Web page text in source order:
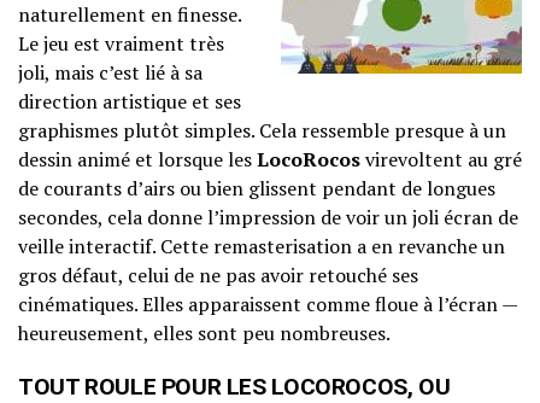
naturellement en finesse.
Le jeu est vraiment très
joli, mais c’est lié à sa
direction artistique et ses
graphismes plutôt simples. Cela ressemble presque à un
dessin animé et lorsque lesLocoRocosvirevoltent au gré
de courants d’airs ou bien glissent pendant de longues
secondes, cela donne l’impression de voir un joli écran de
veille interactif. Cette remasterisation a en revanche un
gros défaut, celui de ne pas avoir retouché ses
cinématiques. Elles apparaissent comme floue à l’écran —
heureusement, elles sont peu nombreuses.
TOUT ROULE POUR LES LOCOROCOS, OU